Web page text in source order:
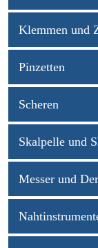
Klemmen und
Pinzetten
Scheren
Skalpelle und
Messer und